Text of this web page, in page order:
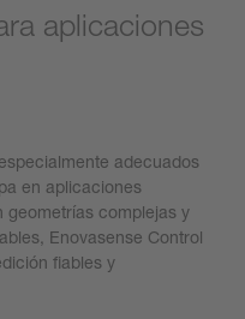
aplicaciones
adecuados
en aplicaciones
geometrías complejas y
Enovasense Control
fiables y